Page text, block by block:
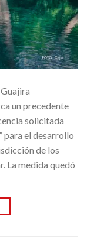
un precedente
solicitada
para el desarrollo
de los
La medida quedó